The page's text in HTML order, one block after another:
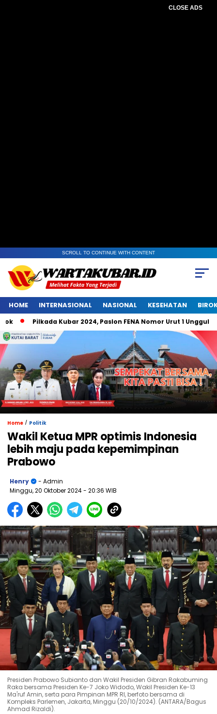
CLOSE ADS
SCROLL TO CONTINUE WITH CONTENT
HOME INTERNASIONAL NASIONAL KESEHATAN
Pilkada Kubar 2024, Paslon FENA Nomor Urut 1 Unggul di
Home / Politik
Wakil Ketua MPR optimis Indonesia
lebih maju pada kepemimpinan
Prabowo
Henry
- Admin
Minggu, 20 Oktober 2024- 20:36 WIB
Presiden Prabowo Subianto dan Wakil Presiden Gibran Rakabuming
Raka bersama Presiden Ke-7 Joko Widodo, Wakil Presiden Ke-13
Ma'ruf Amin, serta para Pimpinan MPR RI, berfoto bersama di
Kompleks Parlemen, Jakarta, Minggu (20/10/2024). (ANTARA/Bagus
Ahmad Rizaldi).